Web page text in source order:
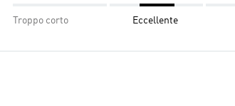
Troppo corto Eccellente